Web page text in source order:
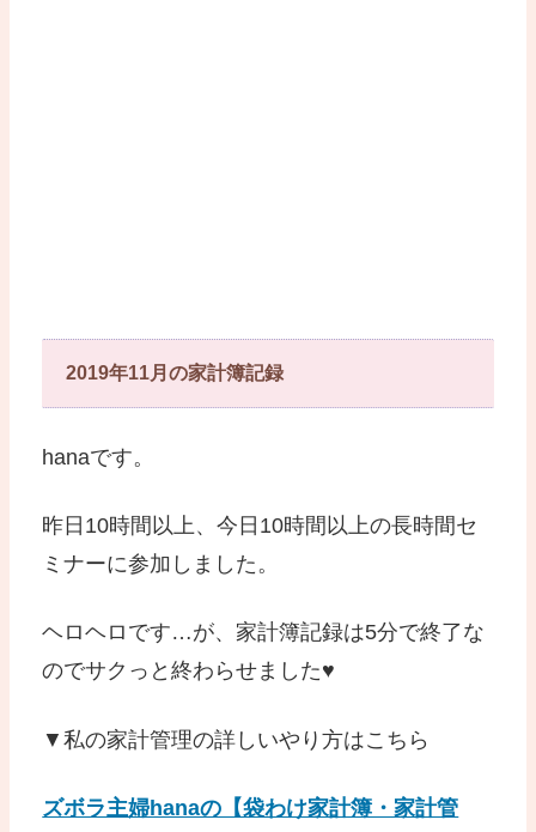
2019年11月の家計簿記録
hanaです。
昨日10時間以上、今日10時間以上の長時間セ
ミナーに参加しました。
ヘロヘロです…が、家計簿記録は5分で終了な
のでサクっと終わらせました♥
▼私の家計管理の詳しいやり方はこちら
ズボラ主婦hanaの【袋わけ家計簿・家計管